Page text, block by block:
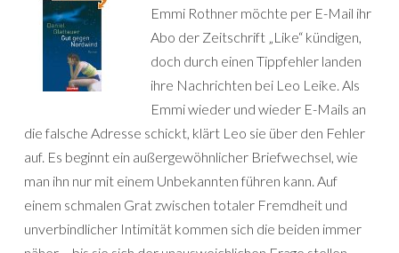
Emmi Rothner möchte per E-Mail ihr
Abo der Zeitschrift „Like“ kündigen,
doch durch einen Tippfehler landen
ihre Nachrichten bei Leo Leike. Als
Emmi wieder und wieder E-Mails an
die falsche Adresse schickt, klärt Leo sie über den Fehler
auf. Es beginnt ein außergewöhnlicher Briefwechsel, wie
man ihn nur mit einem Unbekannten führen kann. Auf
einem schmalen Grat zwischen totaler Fremdheit und
unverbindlicher Intimität kommen sich die beiden immer